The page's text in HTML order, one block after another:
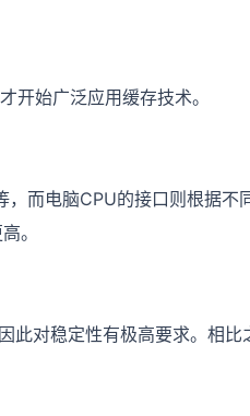
始广泛应用缓存技术。
而电脑CPU的接口则根据不
。
此对稳定性有极高要求。相比